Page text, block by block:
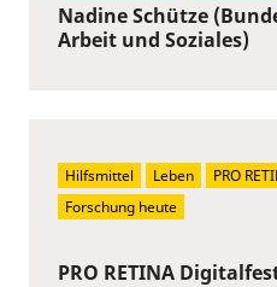
Nadine Schütze
Arbeit und Soziales)
PRO RETINA
Hilfsmittel Leben PRO
Forschung heute